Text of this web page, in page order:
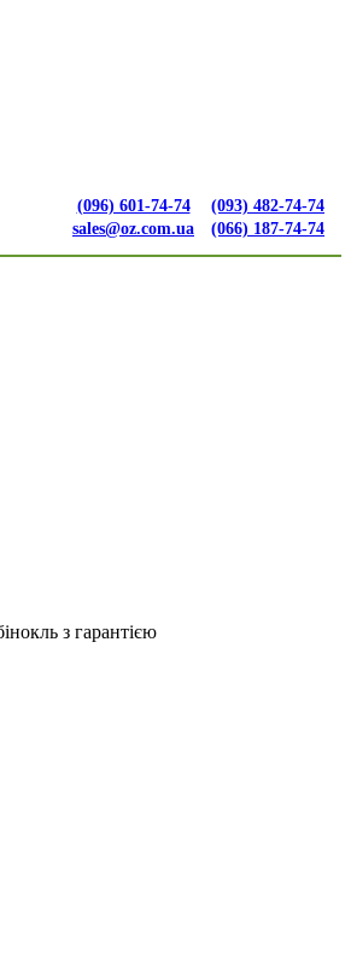
(096) 601-74-74
sales@oz.com.ua
(093) 482-74-74
(066) 187-74-74